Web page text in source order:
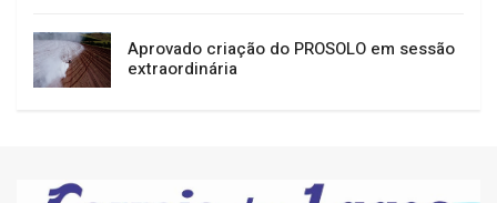
Aprovado criação do PROSOLO em sessão
extraordinária